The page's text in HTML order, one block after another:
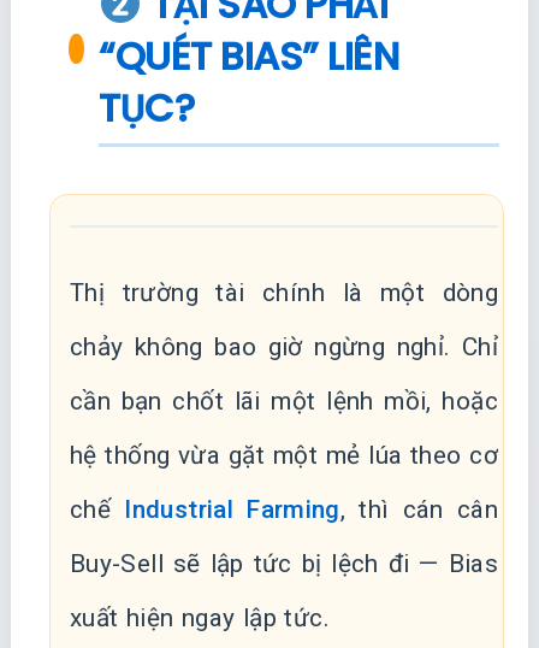
“QUÉT BIAS” LIÊN
TỤC?
Thị trường tài chính là một dòng
chảy không bao giờ ngừng nghỉ. Chỉ
cần bạn chốt lãi một lệnh mồi, hoặc
hệ thống vừa gặt một mẻ lúa theo cơ
chế
Industrial Farming, thì cán cân
Buy-Sell sẽ lập tức bị lệch đi — Bias
xuất hiện ngay lập tức.